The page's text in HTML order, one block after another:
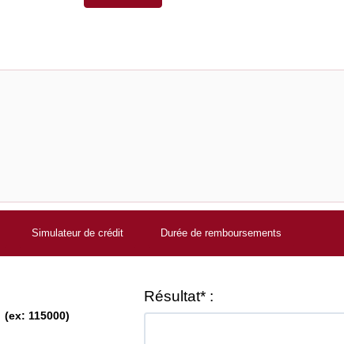
Simulateur de crédit Durée de remboursements